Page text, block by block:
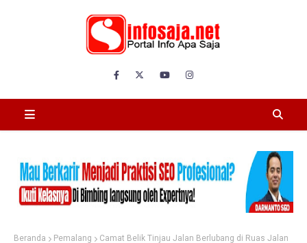
Beranda Pemalang
Camat Belik Tinjau Jalan Berlubang di Ruas Jalan